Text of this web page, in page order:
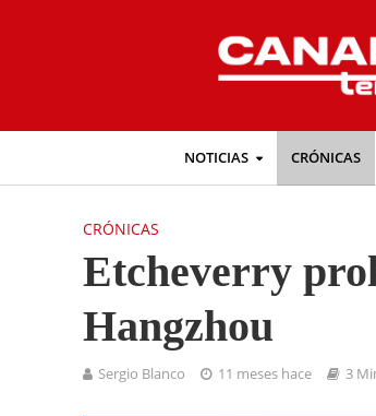
NOTICIAS CRÓNICAS
CRÓNICAS
Etcheverry
Hangzhou
Sergio Blanco 11 meses hace 3